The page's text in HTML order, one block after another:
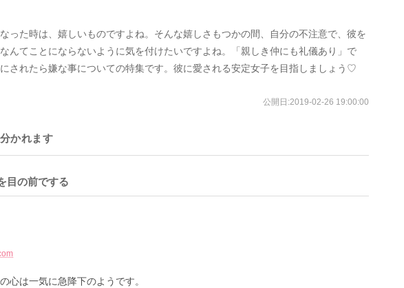
った時は、嬉しいものですよね。そんな嬉しさもつかの間、自分の不注意で、彼を
んてことにならないように気を付けたいですよね。「親しき仲にも礼儀あり」で
されたら嫌な事についての特集です。彼に愛される安定女子を目指しましょう♡
公開日:2019-02-26 19:00:00
かれます
目の前でする
心は一気に急降下のようです。